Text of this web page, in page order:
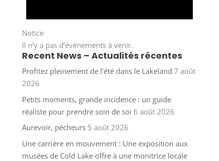
Notice
Il n’y a pas d’évènements à venir.
Recent News – Actualités récentes
Profitez pleinement de l’été dans le Lakeland 7 août
2026
Petits moments, grande incidence : un guide
réaliste pour prendre soin de soi 6 août 2026
Aurevoir, pécheurs 5 août 2026
Une carrière en mouvement : Une exposition aux
musées de Cold Lake offre à une monitrice locale